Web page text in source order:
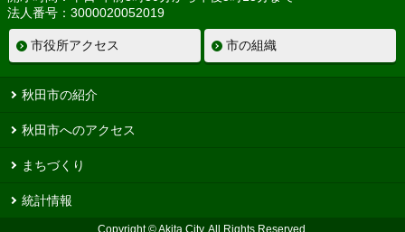
法人番号：3000020052019
市役所アクセス 市の組織
秋田市の紹介
秋田市へのアクセス
まちづくり
統計情報
Copyright © Akita City, All Rights Reserved.